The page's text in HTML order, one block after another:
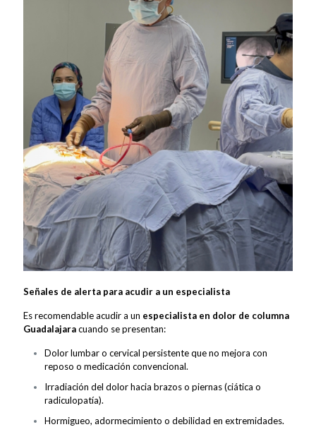
Señales de alerta para acudir a un especialista
Es recomendable acudir a un especialista en dolor de columna
Guadalajaracuando se presentan:
Dolor lumbar o cervical persistente que no mejora con
reposo o medicación convencional.
Irradiación del dolor hacia brazos o piernas (ciática o
radiculopatía).
Hormigueo, adormecimiento o debilidad en extremidades.